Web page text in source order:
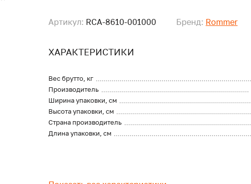
Артикул: RCA-8610-001000 Бренд: Rommer
ХАРАКТЕРИСТИКИ
Вес брутто, кг
Производитель
Ширина упаковки, см
Высота упаковки, см
Страна производитель
Длина упаковки, см